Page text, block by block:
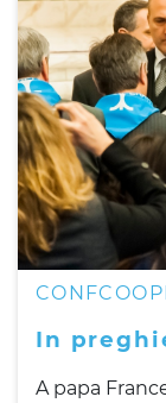
In
A papa